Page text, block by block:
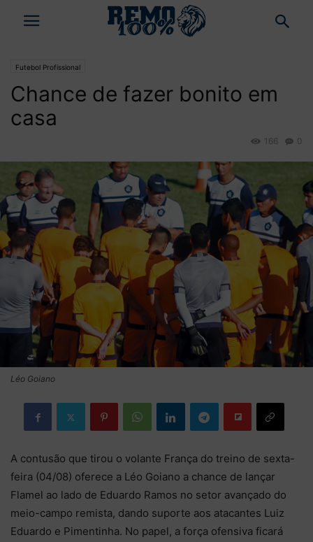
Futebol Profissional
Chance de fazer bonito em
casa
0
166
Léo Goiano
A contusão que tirou o volante França do treino de sexta-
feira (04/08) oferece a Léo Goiano a chance de lançar
Flamel ao lado de Eduardo Ramos no setor avançado do
meio-campo remista, dando suporte aos atacantes Luiz
Eduardo e Pimentinha. No papel, a força ofensiva ficará